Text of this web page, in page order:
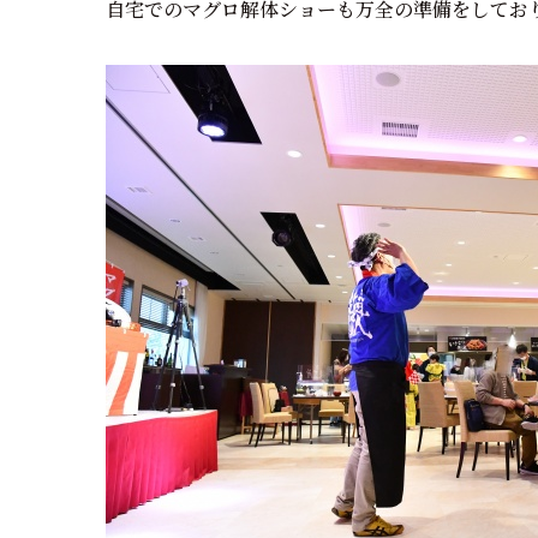
自宅でのマグロ解体ショーも万全の準備をしてお